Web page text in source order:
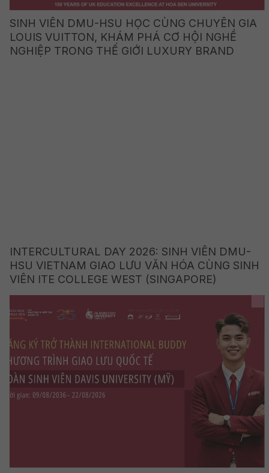
SINH VIÊN DMU-HSU HỌC CÙNG CHUYÊN GIA
LOUIS VUITTON, KHÁM PHÁ CƠ HỘI NGHỀ
NGHIỆP TRONG THẾ GIỚI LUXURY BRAND
INTERCULTURAL DAY 2026: SINH VIÊN DMU-
HSU VIETNAM GIAO LƯU VĂN HÓA CÙNG SINH
VIÊN ITE COLLEGE WEST (SINGAPORE)